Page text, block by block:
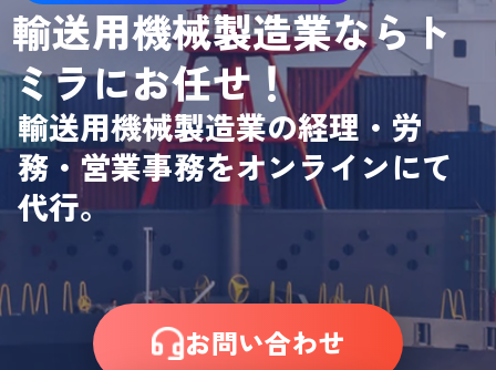
輸送用機械製造業ならト
ミラにお任せ！
輸送用機械製造業の経理・労
務・営業事務をオンラインにて
代行。
お問い合わせ